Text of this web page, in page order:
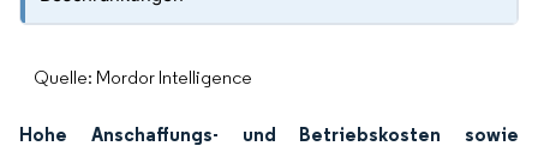
Quelle: Mordor Intelligence
Hohe Anschaffungs- und Betriebskosten sowie